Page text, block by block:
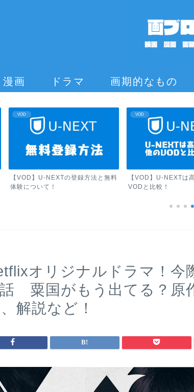
漫画 ドラマ 画期的なもの
VOD
【VOD】U-NEXTの登録方法と無料
体験について！
VOD
【VOD】U-NEXTは
VODと比較！
オリジナルドラマ！今
粟国がもう出てる？原
解説など！